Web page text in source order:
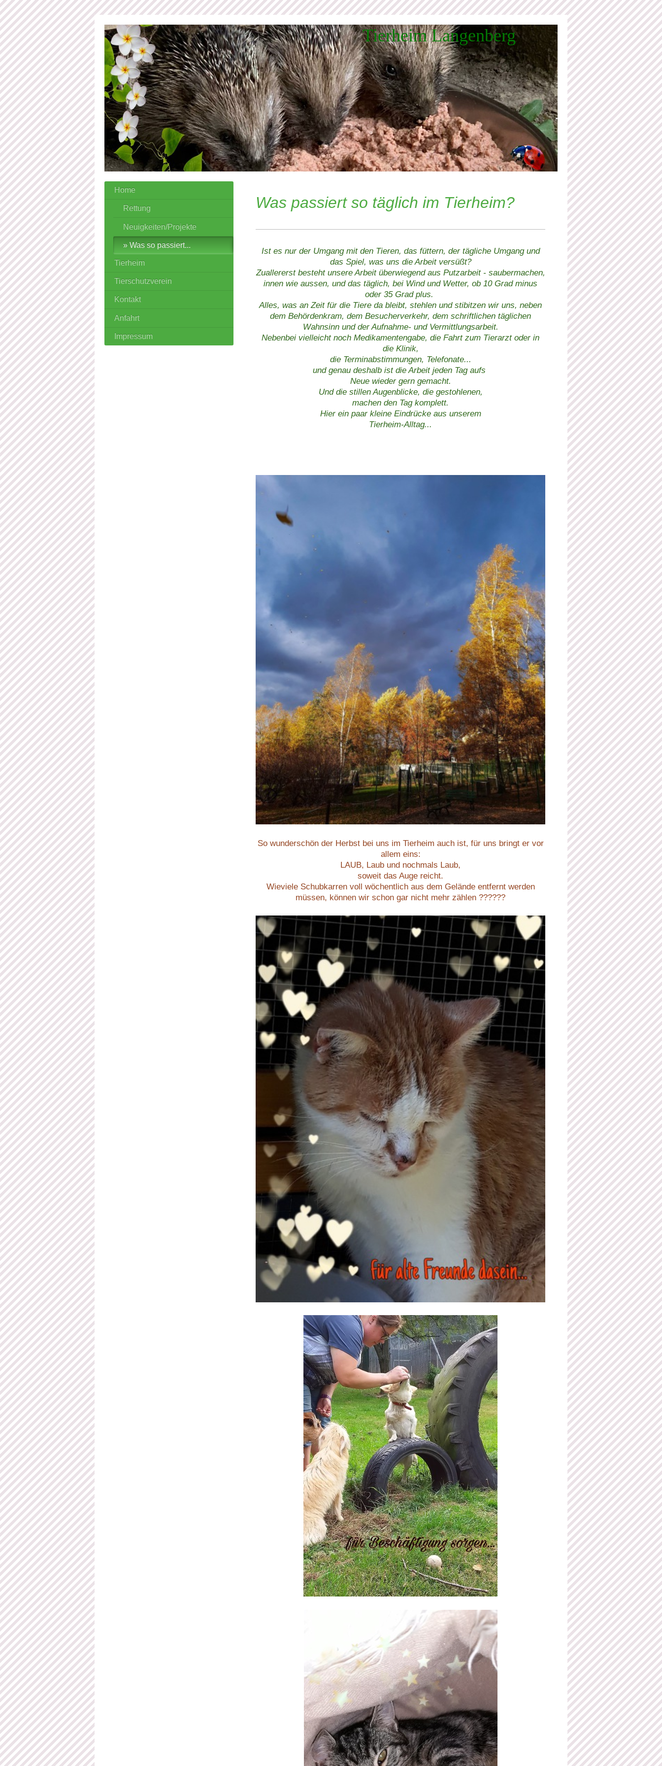
Tierheim Langenberg
Was passiert so täglich im Tierheim?
Ist es nur der Umgang mit den Tieren, das füttern, der tägliche Umgang und
das Spiel, was uns die Arbeit versüßt?
Zuallererst besteht unsere Arbeit überwiegend aus Putzarbeit - saubermachen,
innen wie aussen, und das täglich, bei Wind und Wetter, ob 10 Grad minus
oder 35 Grad plus.
Alles, was an Zeit für die Tiere da bleibt, stehlen und stibitzen wir uns, neben
dem Behördenkram, dem Besucherverkehr, dem schriftlichen täglichen
Wahnsinn und der Aufnahme- und Vermittlungsarbeit.
Nebenbei vielleicht noch Medikamentengabe, die Fahrt zum Tierarzt oder in
die Klinik,
die Terminabstimmungen, Telefonate...
und genau deshalb ist die Arbeit jeden Tag aufs
Neue wieder gern gemacht.
Und die stillen Augenblicke, die gestohlenen,
machen den Tag komplett.
Hier ein paar kleine Eindrücke aus unserem
Tierheim-Alltag...
So wunderschön der Herbst bei uns im Tierheim auch ist, für uns bringt er vor
allem eins:
LAUB, Laub und nochmals Laub,
soweit das Auge reicht.
Wieviele Schubkarren voll wöchentlich aus dem Gelände entfernt werden
müssen, können wir schon gar nicht mehr zählen ??????
Home
Rettung
Neuigkeiten/Projekte
Was so passiert...
Tierheim
Tierschutzverein
Kontakt
Anfahrt
Impressum